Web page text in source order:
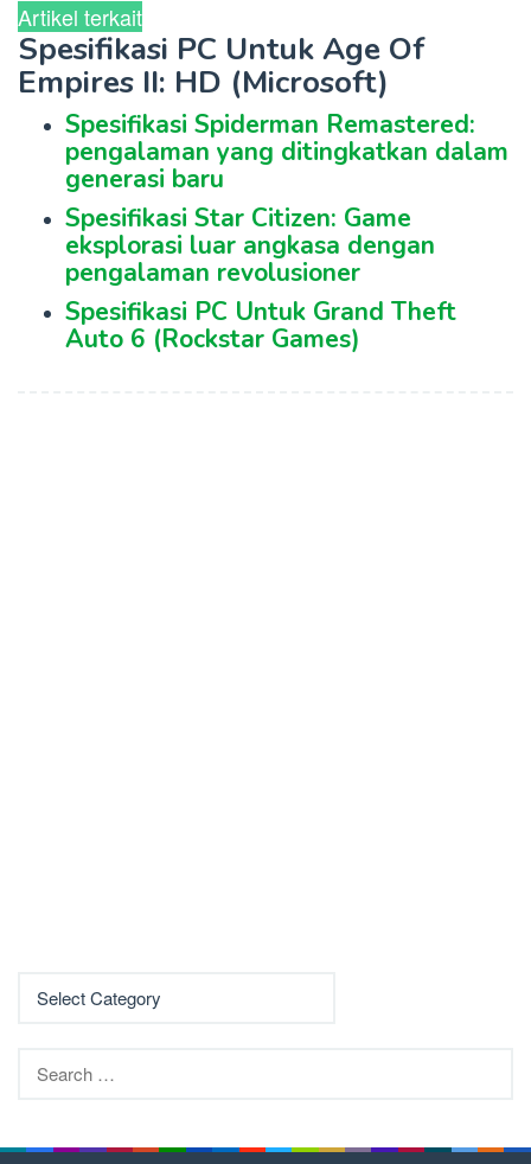
Artikel terkait
Spesifikasi PC Untuk Age Of
Empires II: HD (Microsoft)
Spesifikasi Spiderman Remastered:
pengalaman yang ditingkatkan dalam
generasi baru
Spesifikasi Star Citizen: Game
eksplorasi luar angkasa dengan
pengalaman revolusioner
Spesifikasi PC Untuk Grand Theft
Auto 6 (Rockstar Games)
for: